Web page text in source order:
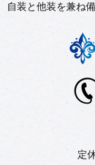
自装と他装を兼ね
定